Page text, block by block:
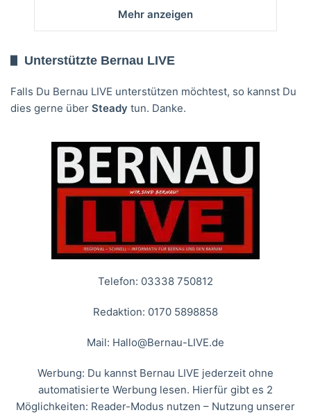
Mehr anzeigen
Unterstützte Bernau LIVE
Falls Du Bernau LIVE unterstützen möchtest, so kannst Du
dies gerne über Steady tun. Danke.
Telefon: 03338 750812
Redaktion: 0170 5898858
Mail: Hallo@Bernau-LIVE.de
Werbung: Du kannst Bernau LIVE jederzeit ohne
automatisierte Werbung lesen. Hierfür gibt es 2
Möglichkeiten: Reader-Modus nutzen – Nutzung unserer